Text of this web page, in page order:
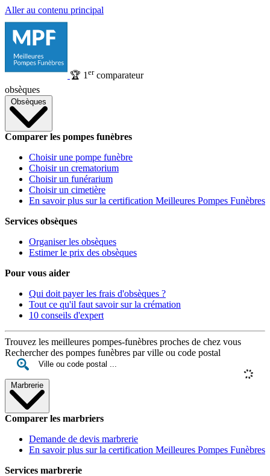
Aller au contenu principal
🏆 1 ercomparateur
obsèques
Obsèques
Comparer les pompes funèbres
Choisir une pompe funèbre
Choisir un crematorium
Choisir un funérarium
Choisir un cimetière
En savoir plus sur la certification Meilleures Pompes Funèbres
Services obsèques
Organiser les obsèques
Estimer le prix des obsèques
Pour vous aider
Qui doit payer les frais d'obsèques ?
Tout ce qu'il faut savoir sur la crémation
10 conseils d'expert
Trouvez les meilleures pompes-funèbres proches de chez vous
Rechercher des pompes funèbres par ville ou code postal
Marbrerie
Comparer les marbriers
Demande de devis marbrerie
En savoir plus sur la certification Meilleures Pompes Funèbres
Services marbrerie